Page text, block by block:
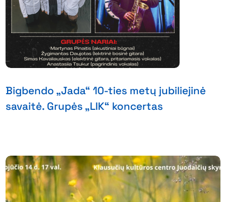
Bigbendo „Jada“ 10-ties metų jubiliejinė
savaitė. Grupės „LIK“ koncertas